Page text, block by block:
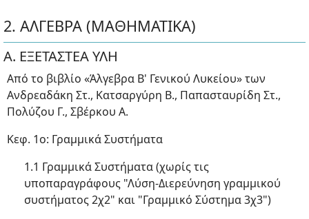
2. ΑΛΓΕΒΡΑ (ΜΑΘΗΜΑΤΙΚΑ)
Α. ΕΞΕΤΑΣΤΕΑ ΥΛΗ
Από το βιβλίο «Άλγεβρα Β' Γενικού Λυκείου» των
Ανδρεαδάκη Στ., Κατσαργύρη Β., Παπασταυρίδη Στ.,
Πολύζου Γ., Σβέρκου Α.
Κεφ. 1o: Γραμμικά Συστήματα
1.1 Γραμμικά Συστήματα (χωρίς τις
υποπαραγράφους "Λύση-Διερεύνηση γραμμικού
συστήματος 2χ2" και "Γραμμικό Σύστημα 3χ3")